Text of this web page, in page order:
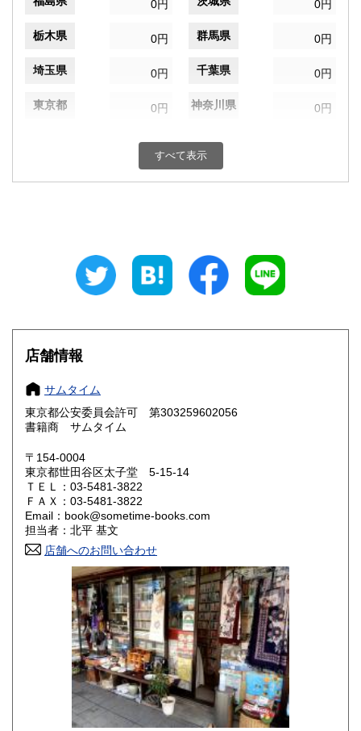
0円 0円
栃木県 0円 群馬県 0円
埼玉県 0円 千葉県 0円
東京都 0円 神奈川県 0円
0円 富山県
0円 三重県
大阪府
奈良県
鳥取県 0円 島根県
岡山県
山口県
香川県 愛媛県
高知県 0円
0円 長崎県
0円 大分県
0円 鹿児島県
0円
すべて表示
店舗情報
サムタイム
東京都公安委員会許可 第303259602056
書籍商 サムタイム
〒154-0004
東京都世田谷区太子堂 5-15-14
ＴＥＬ：03-5481-3822
ＦＡＸ：03-5481-3822
Email：book@sometime-books.com
担当者：北平 基文
店舗へのお問い合わせ